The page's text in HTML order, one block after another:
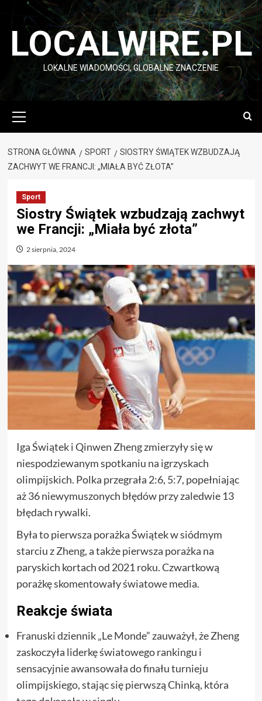
Przejdź
LOCALWIRE.PL
LOKALNE WIADOMOŚCI, GLOBALNE ZNACZENIE
główne
STRONA GŁÓWNA SPORT
SIOSTRY ŚWIĄTEK WZBUDZAJĄ
ZACHWYT WE FRANCJI: „MIAŁA BYĆ ZŁOTA”
Sport
Siostry Świątek wzbudzają zachwyt
we Francji: „Miała być złota”
2 sierpnia, 2024
Iga Świątek i Qinwen Zheng zmierzyły się w
niespodziewanym spotkaniu na igrzyskach
olimpijskich. Polka przegrała 2:6, 5:7, popełniając
aż 36 niewymuszonych błędów przy zaledwie 13
błędach rywalki.
Była to pierwsza porażka Świątek w siódmym
starciu z Zheng, a także pierwsza porażka na
paryskich kortach od 2021 roku. Czwartkową
porażkę skomentowały światowe media.
Reakcje świata
Franuski dziennik „Le Monde” zauważył, że Zheng
zaskoczyła liderkę światowego rankingu i
sensacyjnie awansowała do finału turnieju
olimpijskiego, stając się pierwszą Chinką, która